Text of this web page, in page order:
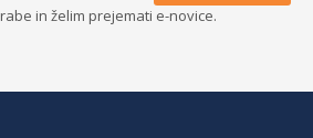
in želim prejemati e-novice.